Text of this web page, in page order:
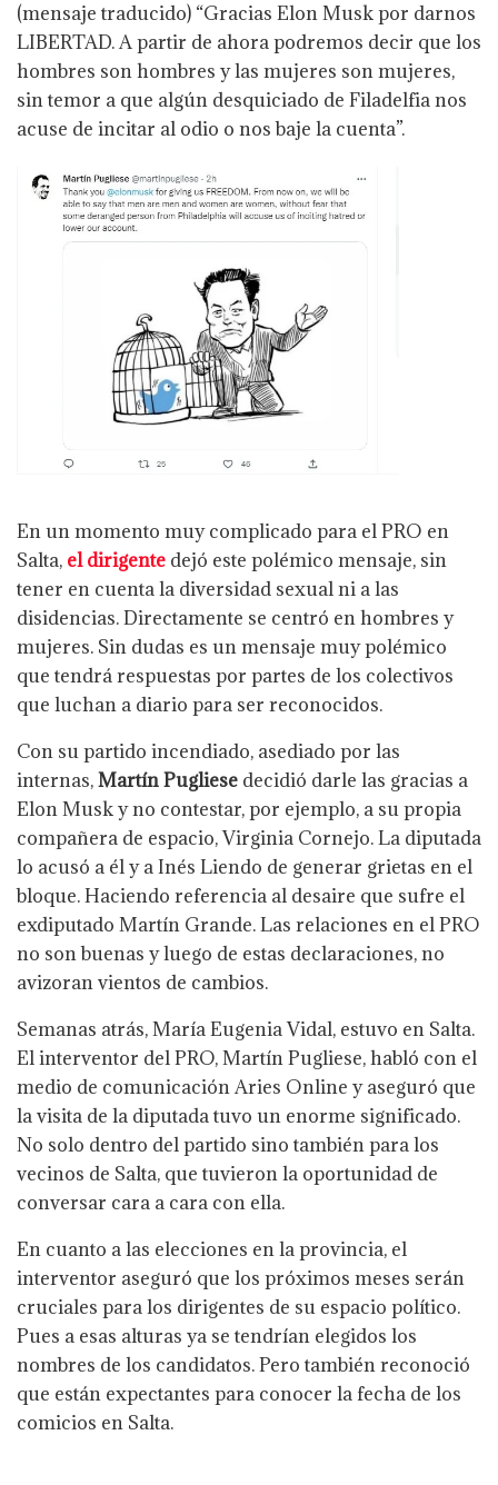
(mensaje traducido) “Gracias Elon Musk por darnos
LIBERTAD. A partir de ahora podremos decir que los
hombres son hombres y las mujeres son mujeres,
sin temor a que algún desquiciado de Filadelfia nos
acuse de incitar al odio o nos baje la cuenta”.
En un momento muy complicado para el PRO en
Salta, el dirigente dejó este polémico mensaje, sin
tener en cuenta la diversidad sexual ni a las
disidencias. Directamente se centró en hombres y
mujeres. Sin dudas es un mensaje muy polémico
que tendrá respuestas por partes de los colectivos
que luchan a diario para ser reconocidos.
Con su partido incendiado, asediado por las
internas,Martín Pugliese decidió darle las gracias a
Elon Musk y no contestar, por ejemplo, a su propia
compañera de espacio, Virginia Cornejo. La diputada
lo acusó a él y a Inés Liendo de generar grietas en el
bloque. Haciendo referencia al desaire que sufre el
exdiputado Martín Grande. Las relaciones en el PRO
no son buenas y luego de estas declaraciones, no
avizoran vientos de cambios.
Semanas atrás, María Eugenia Vidal, estuvo en Salta.
El interventor del PRO, Martín Pugliese, habló con el
medio de comunicación Aries Online y aseguró que
la visita de la diputada tuvo un enorme significado.
No solo dentro del partido sino también para los
vecinos de Salta, que tuvieron la oportunidad de
conversar cara a cara con ella.
En cuanto a las elecciones en la provincia, el
interventor aseguró que los próximos meses serán
cruciales para los dirigentes de su espacio político.
Pues a esas alturas ya se tendrían elegidos los
nombres de los candidatos. Pero también reconoció
que están expectantes para conocer la fecha de los
comicios en Salta.